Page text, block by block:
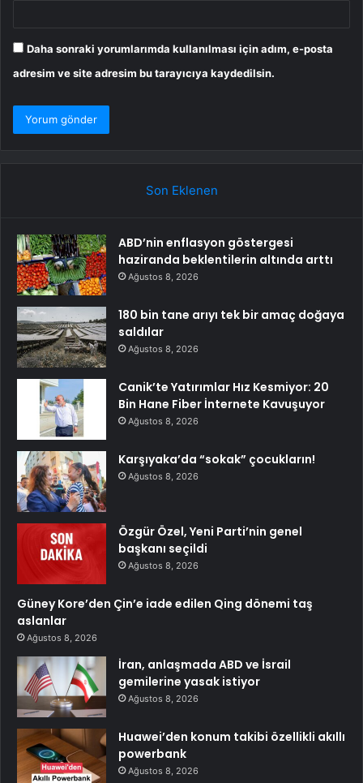
Daha sonraki yorumlarımda kullanılması için adım, e-posta
adresim ve site adresim bu tarayıcıya kaydedilsin.
Son Eklenen
ABD’nin enflasyon göstergesi
haziranda beklentilerin altında arttı
Ağustos 8, 2026
180 bin tane arıyı tek bir amaç doğaya
saldılar
Ağustos 8, 2026
Canik’te Yatırımlar Hız Kesmiyor: 20
Bin Hane Fiber İnternete Kavuşuyor
Ağustos 8, 2026
Karşıyaka’da “sokak” çocukların!
Ağustos 8, 2026
Özgür Özel, Yeni Parti’nin genel
başkanı seçildi
Ağustos 8, 2026
Güney Kore’den Çin’e iade edilen Qing dönemi taş
aslanlar
Ağustos 8, 2026
İran, anlaşmada ABD ve İsrail
gemilerine yasak istiyor
Ağustos 8, 2026
Huawei’den konum takibi özellikli akıllı
powerbank
Ağustos 8, 2026